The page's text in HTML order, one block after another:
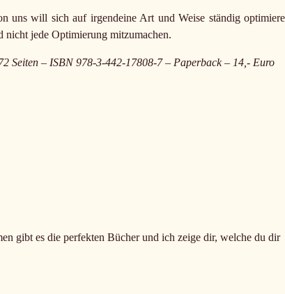
uns will sich auf irgendeine Art und Weise ständig
nicht jede Optimierung mitzumachen.
Seiten – ISBN 978-3-442-17808-7 – Paperback – 14,- Euro
gibt es die perfekten Bücher und ich zeige dir, welche du dir